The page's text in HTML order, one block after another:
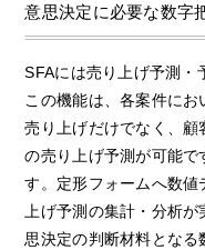
意思決定に必要な数字
SFAには売り上げ予測・
この機能は、各案件に
売り上げだけでなく、顧
の売り上げ予測が可能
す。定形フォームへ数値
上げ予測の集計・分析
思決定の判断材料とな